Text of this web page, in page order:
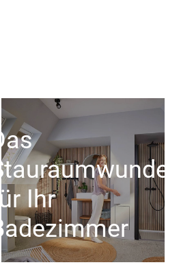
Das
Stauraumwunder
für Ihr
Badezimmer